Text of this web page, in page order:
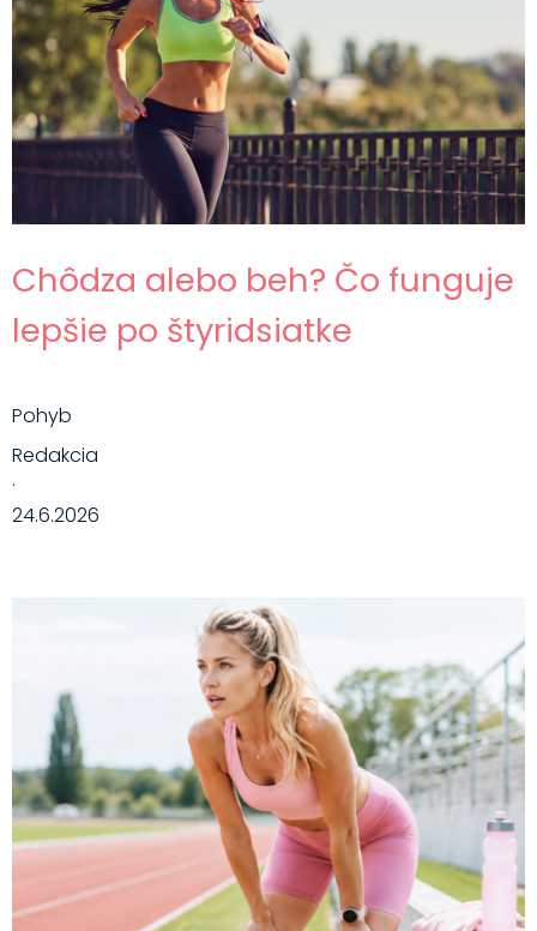
Chôdza alebo beh? Čo funguje
lepšie po štyridsiatke
Pohyb
Redakcia
·
24.6.2026